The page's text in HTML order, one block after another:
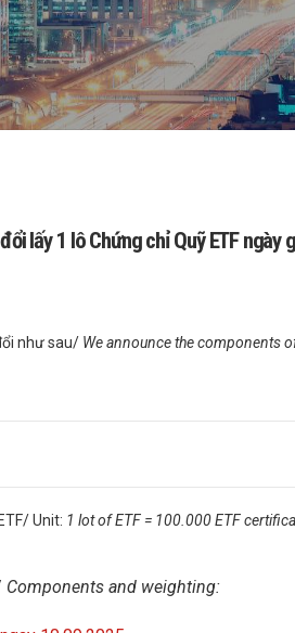
lấy 1 lô Chứng chỉ Quỹ ETF
như sau/ We announce the components
Unit: 1 lot of ETF = 100.000 ETF
Components and weighting: